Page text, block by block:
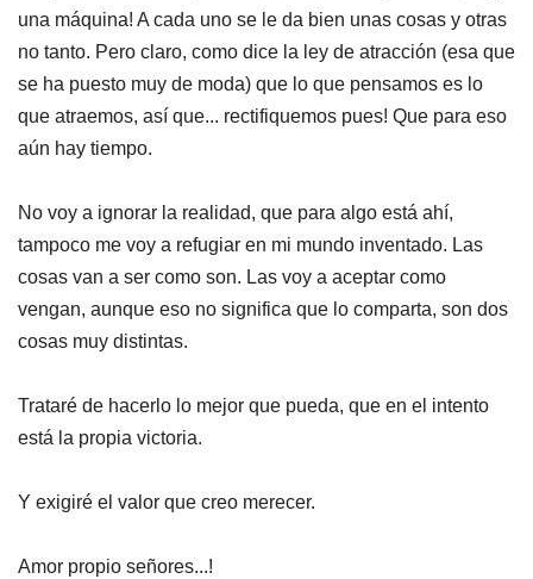
una máquina! A cada uno se le da bien unas cosas y otras
no tanto. Pero claro, como dice la ley de atracción (esa que
se ha puesto muy de moda) que lo que pensamos es lo
que atraemos, así que... rectifiquemos pues! Que para eso
aún hay tiempo.
No voy a ignorar la realidad, que para algo está ahí,
tampoco me voy a refugiar en mi mundo inventado. Las
cosas van a ser como son. Las voy a aceptar como
vengan, aunque eso no significa que lo comparta, son dos
cosas muy distintas.
Trataré de hacerlo lo mejor que pueda, que en el intento
está la propia victoria.
Y exigiré el valor que creo merecer.
Amor propio señores...!